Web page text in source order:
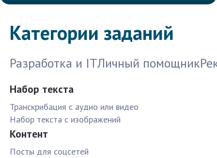
Категории заданий
Разработка и ITЛичный помощник
Набор текста
Транскрибация с аудио или видео
Набор текста с изображений
Контент
Посты для соцсетей